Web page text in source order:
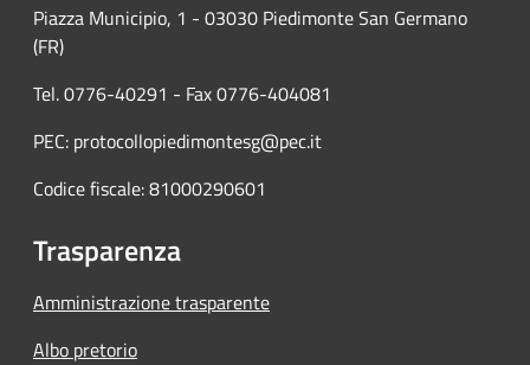
Piazza Municipio, 1 - 03030 Piedimonte San Germano
(FR)
Tel. 0776-40291 - Fax 0776-404081
PEC: protocollopiedimontesg@pec.it
Codice fiscale: 81000290601
Trasparenza
Amministrazione trasparente
Albo pretorio